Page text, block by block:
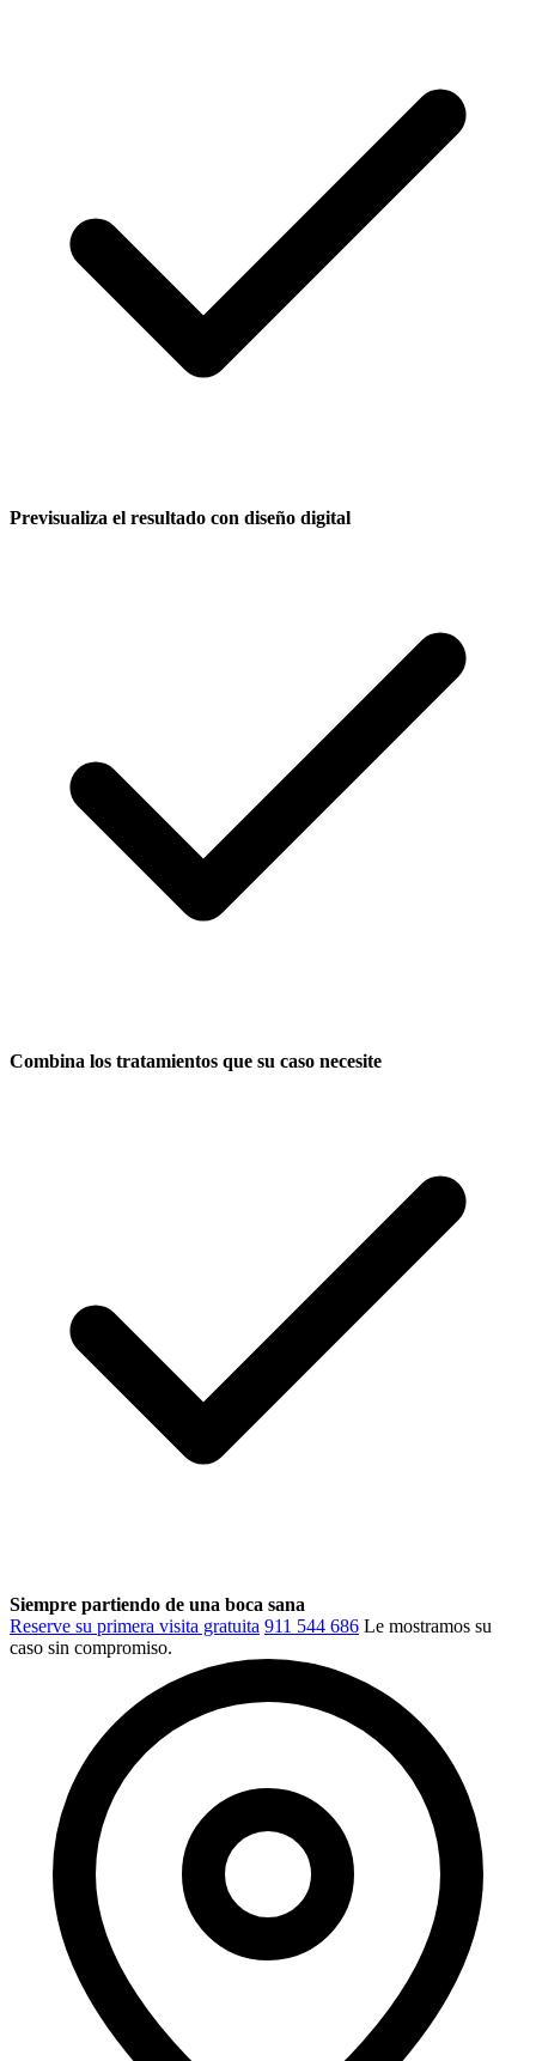
Previsualiza el resultado con diseño digital
Combina los tratamientos que su caso necesite
Siempre partiendo de una boca sana
Reserve su primera visita gratuita 911 544 686 Le mostramos su
caso sin compromiso.